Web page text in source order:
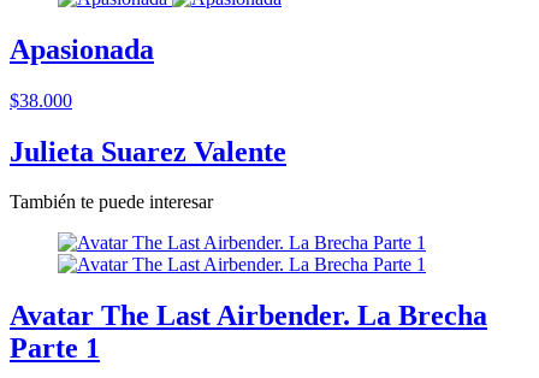
Apasionada
$38.000
Julieta Suarez Valente
También te puede interesar
Avatar The Last Airbender. La Brecha
Parte 1